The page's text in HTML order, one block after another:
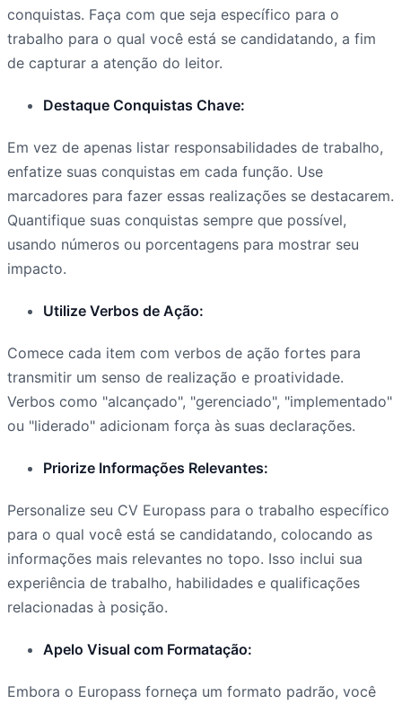
conquistas. Faça com que seja específico para o
trabalho para o qual você está se candidatando, a fim
de capturar a atenção do leitor.
Destaque Conquistas Chave:
Em vez de apenas listar responsabilidades de trabalho,
enfatize suas conquistas em cada função. Use
marcadores para fazer essas realizações se destacarem.
Quantifique suas conquistas sempre que possível,
usando números ou porcentagens para mostrar seu
impacto.
Utilize Verbos de Ação:
Comece cada item com verbos de ação fortes para
transmitir um senso de realização e proatividade.
Verbos como "alcançado", "gerenciado", "implementado"
ou "liderado" adicionam força às suas declarações.
Priorize Informações Relevantes:
Personalize seu CV Europass para o trabalho específico
para o qual você está se candidatando, colocando as
informações mais relevantes no topo. Isso inclui sua
experiência de trabalho, habilidades e qualificações
relacionadas à posição.
Apelo Visual com Formatação:
Embora o Europass forneça um formato padrão, você